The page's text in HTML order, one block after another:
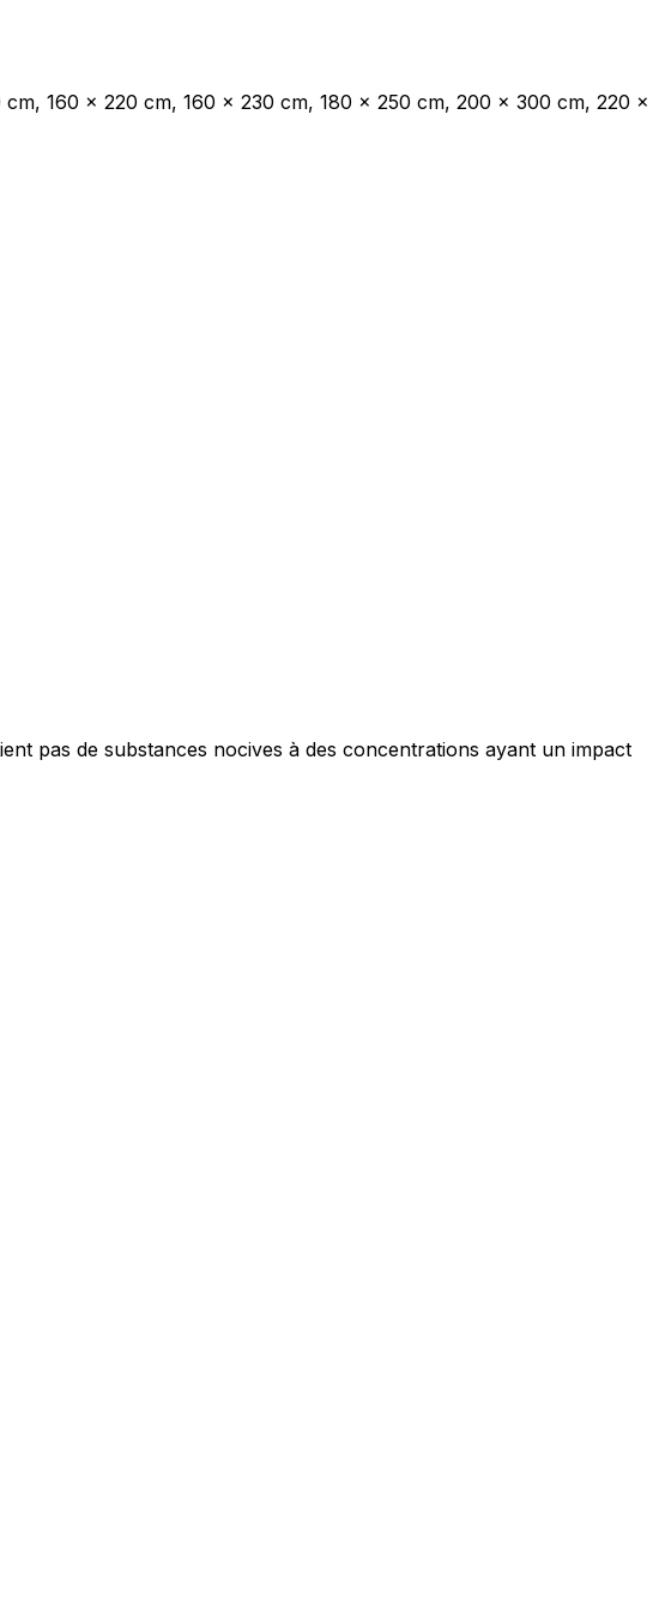
160 x 220 cm, 160 x 230 cm, 180 x 250 cm, 200 x 300 cm, 220 x
pas de substances nocives à des concentrations ayant un impact